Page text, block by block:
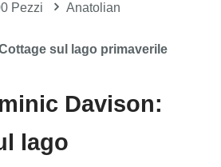
Pezzi
Anatolian
sul lago primaverile
Davison:
lago